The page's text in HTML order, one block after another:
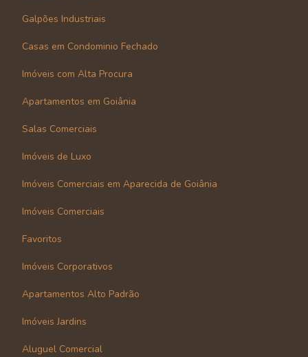
Galpões Industriais
Casas em Condominio Fechado
Imóveis com Alta Procura
Apartamentos em Goiânia
Salas Comerciais
Imóveis de Luxo
Imóveis Comerciais em Aparecida de Goiânia
Imóveis Comerciais
Favoritos
Imóveis Corporativos
Apartamentos Alto Padrão
Imóveis Jardins
Aluguel Comercial